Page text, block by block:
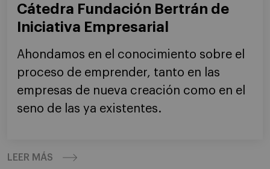
Cátedra Fundación Bertrán de
Iniciativa Empresarial
Ahondamos en el conocimiento sobre el
proceso de emprender, tanto en las
empresas de nueva creación como en el
seno de las ya existentes.
LEER MÁS